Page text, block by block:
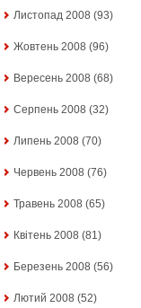
Листопад 2008 (93)
Жовтень 2008 (96)
Вересень 2008 (68)
Серпень 2008 (32)
Липень 2008 (70)
Червень 2008 (76)
Травень 2008 (65)
Квітень 2008 (81)
Березень 2008 (56)
Лютий 2008 (52)